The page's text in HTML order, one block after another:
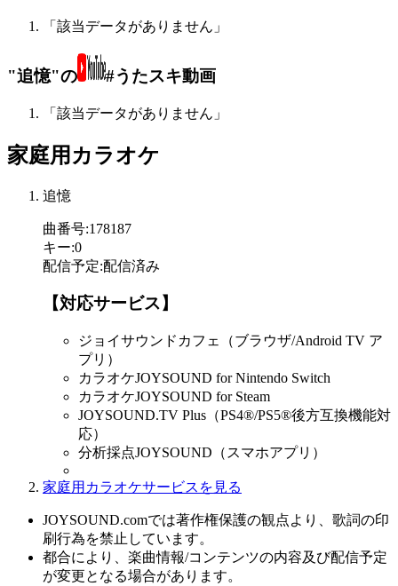
「該当データがありません」
"追憶"の #うたスキ動画
「該当データがありません」
家庭用カラオケ
追憶
曲番号:178187
キー:0
配信予定:配信済み
【対応サービス】
ジョイサウンドカフェ（ブラウザ/Android TV ア
プリ）
カラオケJOYSOUND for Nintendo Switch
カラオケJOYSOUND for Steam
JOYSOUND.TV Plus（PS4®/PS5®後方互換機能対
応）
分析採点JOYSOUND（スマホアプリ）
家庭用カラオケサービスを見る
JOYSOUND.comでは著作権保護の観点より、歌詞の印
刷行為を禁止しています。
都合により、楽曲情報/コンテンツの内容及び配信予定
が変更となる場合があります。